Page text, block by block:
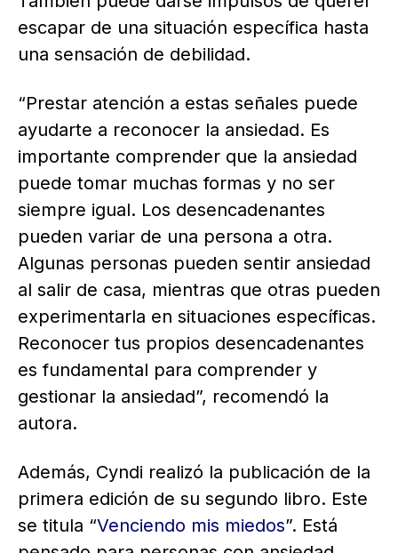
escapar de una situación específica hasta
una sensación de debilidad.
“Prestar atención a estas señales puede
ayudarte a reconocer la ansiedad. Es
importante comprender que la ansiedad
puede tomar muchas formas y no ser
siempre igual. Los desencadenantes
pueden variar de una persona a otra.
Algunas personas pueden sentir ansiedad
al salir de casa, mientras que otras pueden
experimentarla en situaciones específicas.
Reconocer tus propios desencadenantes
es fundamental para comprender y
gestionar la ansiedad”, recomendó la
autora.
Además, Cyndi realizó la publicación de la
primera edición de su segundo libro. Este
se titula “Venciendo mis miedos”. Está